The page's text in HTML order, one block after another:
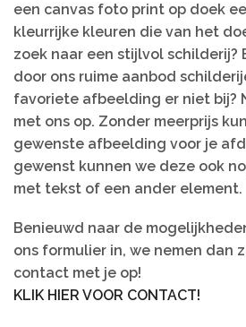
een canvas foto print op doek
kleurrijke kleuren die van het
zoek naar een stijlvol schilderij?
door ons ruime aanbod
favoriete afbeelding er niet bij?
met ons op. Zonder meerprijs
gewenste afbeelding voor je
gewenst kunnen we deze ook
met tekst of een ander element.
Benieuwd naar de
ons formulier in, we nemen dan
contact met je op!
KLIK HIER VOOR CONTACT!